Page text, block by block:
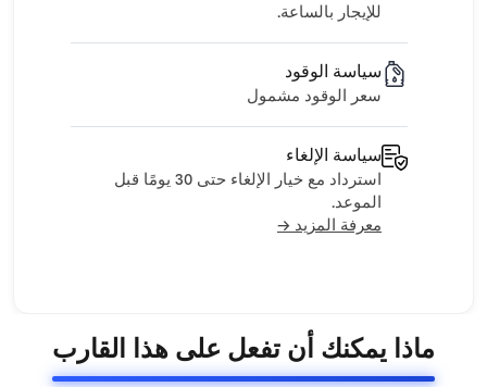
للإيجار بالساعة.
سياسة الوقود
سعر الوقود مشمول
سياسة الإلغاء
استرداد مع خيار الإلغاء حتى 30 يومًا قبل
الموعد.
معرفة المزيد →
ماذا يمكنك أن تفعل على هذا القارب